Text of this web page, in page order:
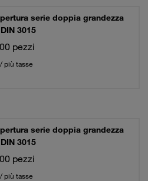
serie doppia grandezza
3015
pezzi
/ più tasse
serie doppia grandezza
3015
pezzi
/ più tasse